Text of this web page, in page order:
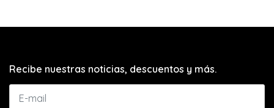
Recibe nuestras noticias, descuentos y más.